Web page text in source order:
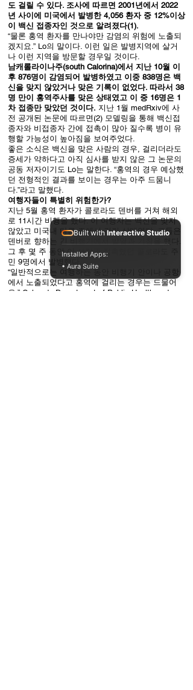
도 걸릴 수 있다. 조사에 따르면 2001년에서 2022
년 사이에 미국에서 발병한 4,056 환자 중 12%이상
이 백신 접종자인 것으로 알려졌다(1).
“물론 홍역 환자를 만나야만 감염의 위험에 노출되
겠지요.” Lo의 말이다. 이런 일은 발병지역에 살거
나 이런 지역을 방문할 경우일 것이다.
남캐롤라이나주(south Calorina)에서 지난 10월 이
후 876명이 감염되어 발병하였고 이중 838명은 백
신을 맞지 않았거나 맞은 기록이 없었다. 따라서 38
명 만이 홍역주사를 맞은 상태였고 이 중 16명은 1
차 접종만 맞았던 것이다. 지난 1월 medRxiv에 사
전 공개된 논문에 따르면(2) 모델링을 통해 백신접
종자와 비접종자 간에 접촉이 많아 질수록 병이 유
행할 가능성이 높아짐을 보여주었다.
좋은 소식은 백신을 맞은 사람의 경우, 걸리더라도
증세가 약하다고 아직 심사를 받지 않은 그 논문의
공동 저자이기도 Lo는 말한다. “홍역의 경우 예상했
던 전형적인 결과를 보이는 경우는 아주 드뭄니
다.”라고 말했다.
여행자들이 특별히 위험한가?
지난 5월 홍역 환자가 콜로라도 덴버를 거쳐 해외
로 11시간 비행을 했다. 이 여행자는 백신을 맞지
않았고 미국내 다른 주에서 걸린 상태였다. 그들은
덴버로 향하는 긴 비행기에서 발열과 기침을 했다.
그 후 몇 주 동안 이 사람과 접촉했던 콜로라도 주
민 9명에서 발병했다.
“일반적으로는 여행하는 동안 비행기 안이나 공항
에서 노출되었다고 홍역에 걸리는 경우는 드물어
요.” Colorado Department of Public Health and
Built with Interactive Studio
Installed Apps:
• Aura Suite